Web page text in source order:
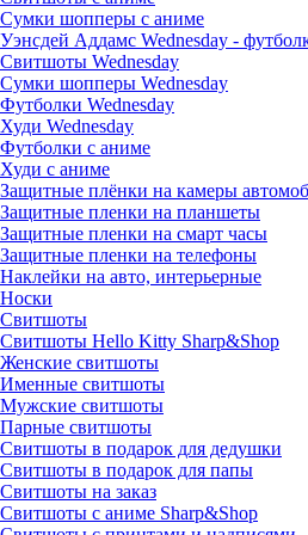
Сумки шопперы с аниме
Уэнсдей Аддамс Wednesday -
Свитшоты Wednesday
Сумки шопперы Wednesday
Футболки Wednesday
Худи Wednesday
Футболки с аниме
Худи с аниме
Защитные плёнки на камеры
Защитные пленки на планшеты
Защитные пленки на смарт часы
Защитные пленки на телефоны
Наклейки на авто, интерьерные
Носки
Свитшоты
Cвитшоты Hello Kitty Sharp&Shop
Женские свитшоты
Именные свитшоты
Мужские свитшоты
Парные свитшоты
Свитшоты в подарок для дедушки
Свитшоты в подарок для папы
Свитшоты на заказ
Свитшоты с аниме Sharp&Shop